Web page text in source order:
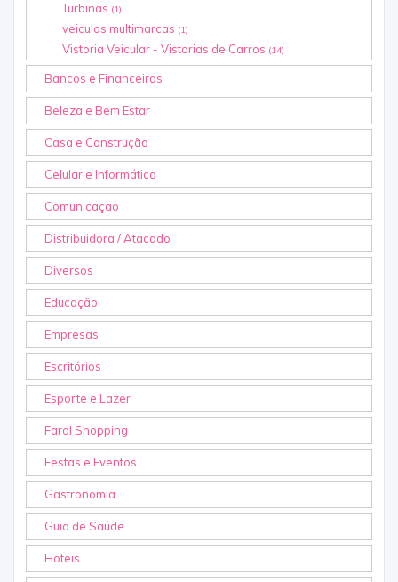
Turbinas (1)
veiculos multimarcas (1)
Vistoria Veicular - Vistorias de Carros (14)
Bancos e Financeiras
Beleza e Bem Estar
Casa e Construção
Celular e Informática
Comunicaçao
Distribuidora / Atacado
Diversos
Educação
Empresas
Escritórios
Esporte e Lazer
Farol Shopping
Festas e Eventos
Gastronomia
Guia de Saúde
Hoteis